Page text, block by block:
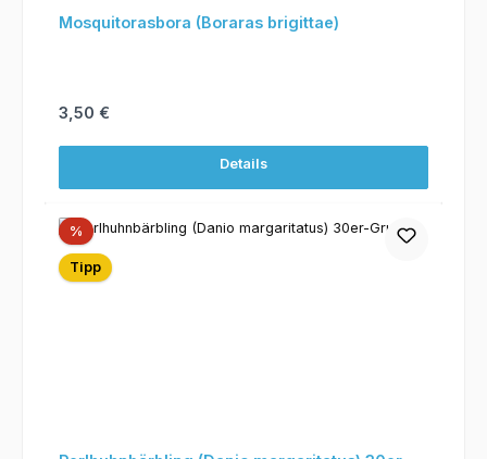
Mosquitorasbora (Boraras brigittae)
Regulärer Preis:
3,50 €
Details
%Rabatt
Tipp